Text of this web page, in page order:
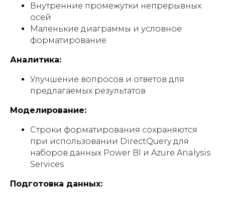
Внутренние промежутки непрерывных
осей
Маленькие диаграммы и условное
форматирование
Аналитика:
Улучшение вопросов и ответов для
предлагаемых результатов
Моделирование:
Строки форматирования сохраняются
при использовании DirectQuery для
наборов данных Power BI и Azure Analysis
Services
Подготовка данных: